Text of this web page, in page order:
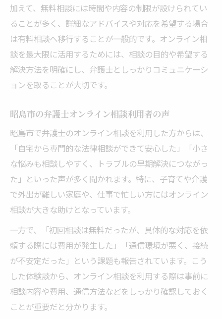
理由
オンライン相談で広がる法律職の転職先選
び
弁護士と話すことで得られる転職のヒント
オンライン相談を活用した転職事例とポイ
ント
らげる
加えて、無料相談には時間や内容の制限が設けられてい
ることが多く、詳細なアドバイスや対応を希望する場合
は有料相談へ移行することが一般的です。オンライン相
談を最大限に活用するためには、相談の目的や希望する
解決方法を明確にし、弁護士としっかりコミュニケーシ
ョンを取ることが大切です。
昭島市の弁護士オンライン相談利用者の声
昭島市で弁護士のオンライン相談を利用した方からは、
「自宅から専門的な法律相談ができて安心した」「小さ
な悩みも相談しやすく、トラブルの早期解決につながっ
た」といった声が多く聞かれます。特に、子育てや介護
で外出が難しい家庭や、仕事で忙しい方にはオンライン
相談が大きな助けとなっています。
一方で、「初回相談は無料だったが、具体的な対応を依
頼する際には費用が発生した」「通信環境が悪く、接続
が不安定だった」という課題も報告されています。こう
した体験談から、オンライン相談を利用する際は事前に
相談内容や費用、通信方法などをしっかり確認しておく
ことが重要だと分かります。